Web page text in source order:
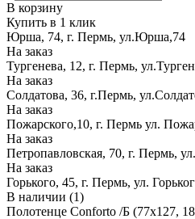
В корзину
Купить в 1 клик
Юрша, 74, г. Пермь, ул.Юрша,74
На заказ
Тургенева, 12, г. Пермь,
На заказ
Солдатова, 36, г.Пермь,
На заказ
Пожарского,10, г. Пермь ул.
На заказ
Петропавловская, 70, г. Пермь,
На заказ
Горького, 45, г. Пермь, ул.
В наличии (1)
Полотенце Conforto /Б (77х127,